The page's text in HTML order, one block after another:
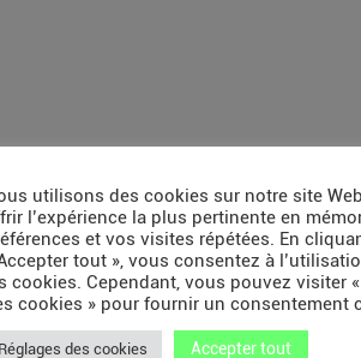
utilisons des cookies sur notre site
l’expérience la plus pertinente en
et vos visites répétées. En
tout », vous consentez à
cookies. Cependant, vous pouvez visiter
cookies » pour fournir un consentement
Réglages des cookies Accepter tout